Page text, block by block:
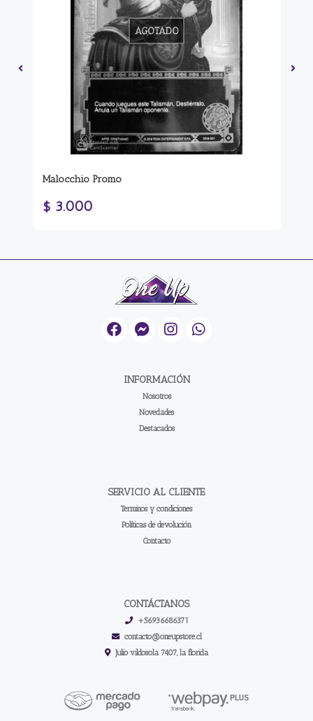
AGOTADO
Malocchio Promo
$ 3.000
INFORMACIÓN
Nosotros
Novedades
Destacados
SERVICIO AL CLIENTE
Terminos y condiciones
Políticas de devolución
Contacto
CONTÁCTANOS
+56936686371
contacto@oneupstore.cl
Julio vildosola 7407, la florida